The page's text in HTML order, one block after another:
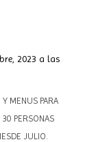
2023 a las
MENUS PARA
PERSONAS
JULIO.